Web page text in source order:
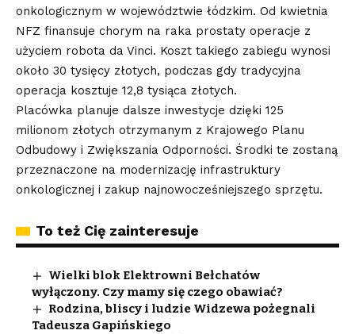
onkologicznym w województwie łódzkim. Od kwietnia
NFZ finansuje chorym na raka prostaty operacje z
użyciem robota da Vinci. Koszt takiego zabiegu wynosi
około 30 tysięcy złotych, podczas gdy tradycyjna
operacja kosztuje 12,8 tysiąca złotych.
Placówka planuje dalsze inwestycje dzięki 125
milionom złotych otrzymanym z Krajowego Planu
Odbudowy i Zwiększania Odporności. Środki te zostaną
przeznaczone na modernizację infrastruktury
onkologicznej i zakup najnowocześniejszego sprzętu.
To też Cię zainteresuje
Wielki blok Elektrowni Bełchatów
wyłączony. Czy mamy się czego obawiać?
Rodzina, bliscy i ludzie Widzewa pożegnali
Tadeusza Gapińskiego